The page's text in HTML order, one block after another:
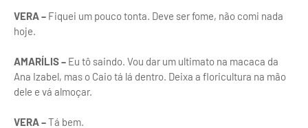
VERA – Fiquei um pouco tonta. Deve ser fome, não comi nada
hoje.
AMARÍLIS – Eu tô saindo. Vou dar um ultimato na macaca da
Ana Izabel, mas o Caio tá lá dentro. Deixa a floricultura na mão
dele e vá almoçar.
VERA –Tá bem.